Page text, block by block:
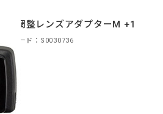
視度調整レンズアダプターM +1
商品コード：S0030736